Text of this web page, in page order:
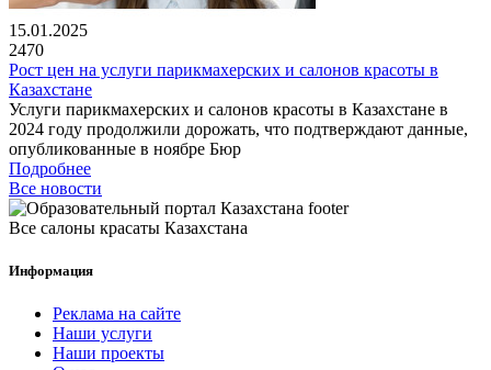
15.01.2025
2470
Рост цен на услуги парикмахерских и салонов красоты в
Казахстане
Услуги парикмахерских и салонов красоты в Казахстане в
2024 году продолжили дорожать, что подтверждают данные,
опубликованные в ноябре Бюр
Подробнее
Все новости
Все салоны красаты Казахстана
Информация
Реклама на сайте
Наши услуги
Наши проекты